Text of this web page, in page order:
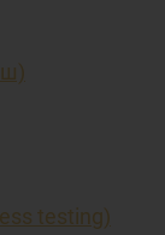
testing)